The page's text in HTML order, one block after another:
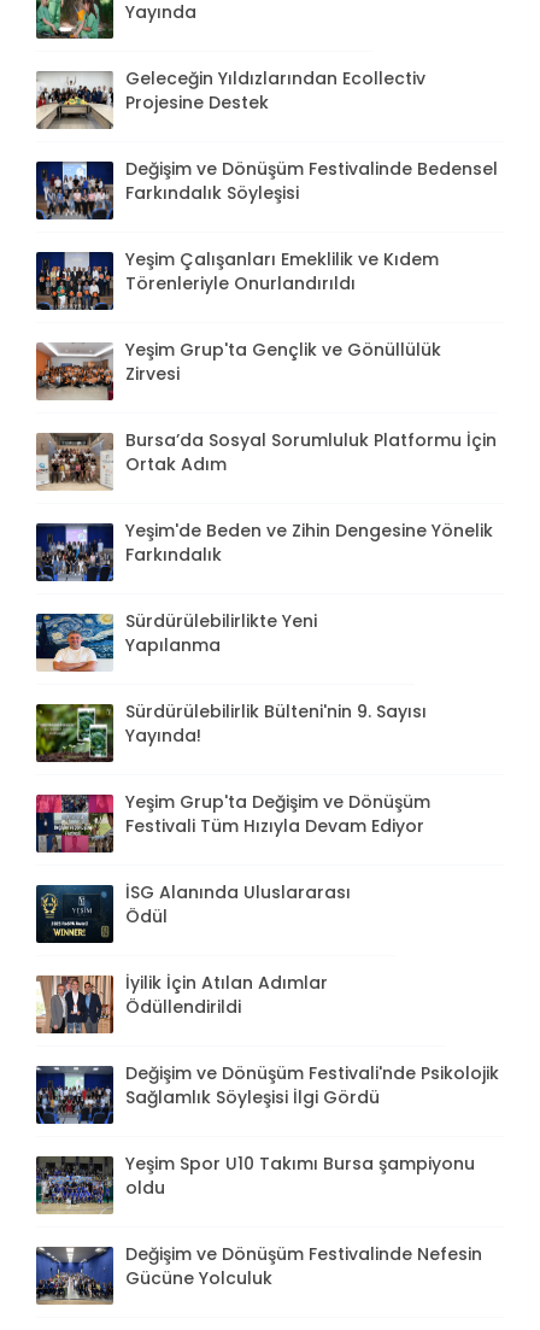
Yayında
Geleceğin Yıldızlarından Ecollectiv
Projesine Destek
Değişim ve Dönüşüm Festivalinde Bedensel
Farkındalık Söyleşisi
Yeşim Çalışanları Emeklilik ve Kıdem
Törenleriyle Onurlandırıldı
Yeşim Grup'ta Gençlik ve Gönüllülük
Zirvesi
Bursa’da Sosyal Sorumluluk Platformu İçin
Ortak Adım
Yeşim'de Beden ve Zihin Dengesine Yönelik
Farkındalık
Sürdürülebilirlikte Yeni
Yapılanma
Sürdürülebilirlik Bülteni'nin 9. Sayısı
Yayında!
Yeşim Grup'ta Değişim ve Dönüşüm
Festivali Tüm Hızıyla Devam Ediyor
İSG Alanında Uluslararası
Ödül
İyilik İçin Atılan Adımlar
Ödüllendirildi
Değişim ve Dönüşüm Festivali'nde Psikolojik
Sağlamlık Söyleşisi İlgi Gördü
Yeşim Spor U10 Takımı Bursa şampiyonu
oldu
Değişim ve Dönüşüm Festivalinde Nefesin
Gücüne Yolculuk